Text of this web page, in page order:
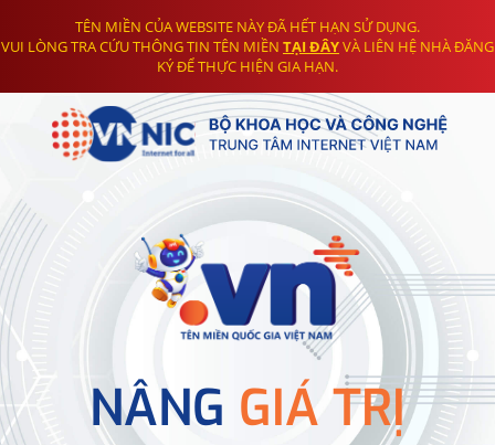
TÊN MIỀN CỦA WEBSITE NÀY ĐÃ HẾT HẠN SỬ DỤNG.
VUI LÒNG TRA CỨU THÔNG TIN TÊN MIỀN TẠI ĐÂYVÀ LIÊN HỆ NHÀ ĐĂNG
KÝ ĐỂ THỰC HIỆN GIA HẠN.
NÂNG GIÁ TRỊ